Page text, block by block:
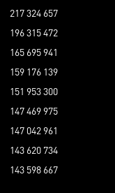
217 324 657
196 315 472
165 695 941
159 176 139
151 953 300
147 469 975
147 042 961
143 620 734
143 598 667